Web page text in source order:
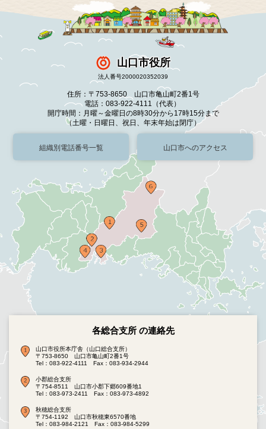
山口市役所
法人番号2000020352039
住所：〒753-8650 山口市亀山町2番1号
電話：083-922-4111（代表）
開庁時間：月曜～金曜日の8時30分から17時15分まで
（土曜・日曜日、祝日、年末年始は閉庁）
組織別電話番号一覧 山口市へのアクセス
各総合支所 の連絡先
山口市役所本庁舎（山口総合支所）
〒753-8650 山口市亀山町2番1号
Tel：083-922-4111
Fax：083-934-2944
小郡総合支所
〒754-8511 山口市小郡下郷609番地1
Tel：083-973-2411
Fax：083-973-4892
秋穂総合支所
〒754-1192 山口市秋穂東6570番地
Tel：083-984-2121
Fax：083-984-5299